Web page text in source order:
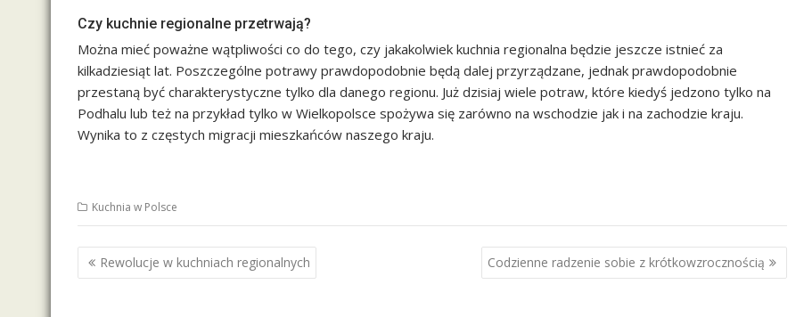
Czy kuchnie regionalne przetrwają?
Można mieć poważne wątpliwości co do tego, czy jakakolwiek kuchnia regionalna będzie jeszcze istnieć za
kilkadziesiąt lat. Poszczególne potrawy prawdopodobnie będą dalej przyrządzane, jednak prawdopodobnie
przestaną być charakterystyczne tylko dla danego regionu. Już dzisiaj wiele potraw, które kiedyś jedzono tylko na
Podhalu lub też na przykład tylko w Wielkopolsce spożywa się zarówno na wschodzie jak i na zachodzie kraju.
Wynika to z częstych migracji mieszkańców naszego kraju.
Kuchnia w Polsce
N
a
Rewolucje w kuchniach regionalnych Codzienne radzenie sobie z krótkowzrocznością